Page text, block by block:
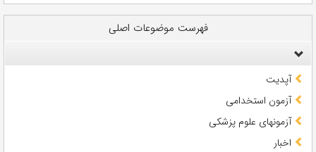
فهرست موضوعات اصلی
آپدیت
آزمون استخدامی
آزمونهای علوم پزشکی
اخبار